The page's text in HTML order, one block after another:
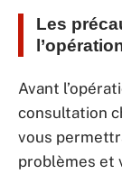
Les
Avant
consultation
vous
problèmes et